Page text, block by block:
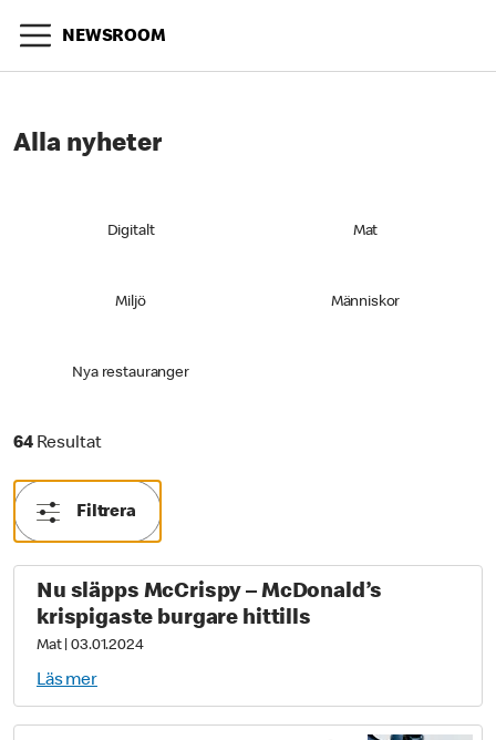
NEWSROOM
Alla nyheter
Digitalt Mat
Miljö Människor
Nya restauranger
64 Resultat64 Resultat
Filtrera
Nu släpps McCrispy – McDonald’s
krispigaste burgare hittills
Mat|03.01.2024
Läs mer